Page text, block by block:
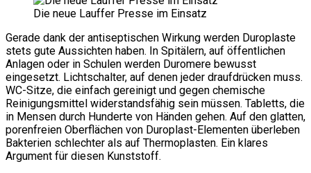
Die neue Lauffer Presse im Einsatz
Gerade dank der antiseptischen Wirkung werden Duroplaste
stets gute Aussichten haben. In Spitälern, auf öffentlichen
Anlagen oder in Schulen werden Duromere bewusst
eingesetzt. Lichtschalter, auf denen jeder draufdrücken muss.
WC-Sitze, die einfach gereinigt und gegen chemische
Reinigungsmittel widerstandsfähig sein müssen. Tabletts, die
in Mensen durch Hunderte von Händen gehen. Auf den glatten,
porenfreien Oberflächen von Duroplast-Elementen überleben
Bakterien schlechter als auf Thermoplasten. Ein klares
Argument für diesen Kunststoff.